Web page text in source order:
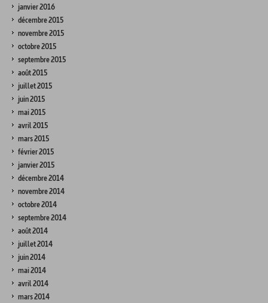
janvier 2016
décembre 2015
novembre 2015
octobre 2015
septembre 2015
août 2015
juillet 2015
juin 2015
mai 2015
avril 2015
mars 2015
février 2015
janvier 2015
décembre 2014
novembre 2014
octobre 2014
septembre 2014
août 2014
juillet 2014
juin 2014
mai 2014
avril 2014
mars 2014